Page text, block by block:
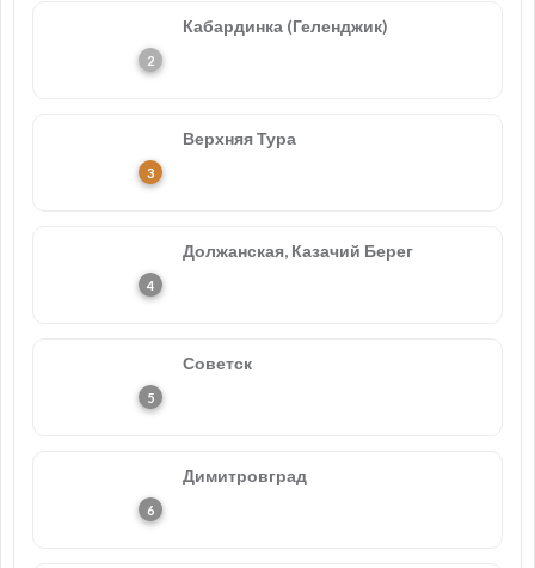
Кабардинка (Геленджик)
Верхняя Тура
Должанская, Казачий Берег
Советск
Димитровград